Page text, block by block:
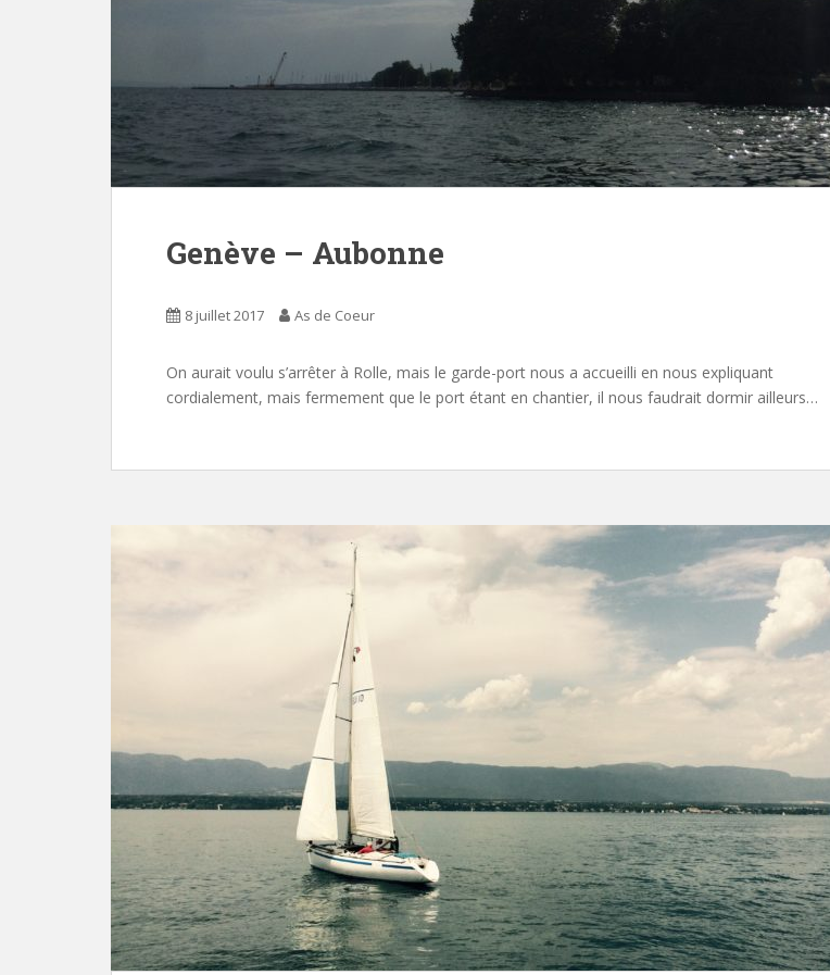
Genève – Aubonne
8 juillet 2017 As de Coeur
On aurait voulu s’arrêter à Rolle, mais le garde-port nous a accueilli en nous expliquant
cordialement, mais fermement que le port étant en chantier, il nous faudrait dormir ailleurs…